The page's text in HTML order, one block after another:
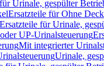
Urinale, gespülter
Ersatzteile für Ohne
Ersatzteile für Urinale,
UP-Urinalsteuerung
Mit integrierter
Urinale,